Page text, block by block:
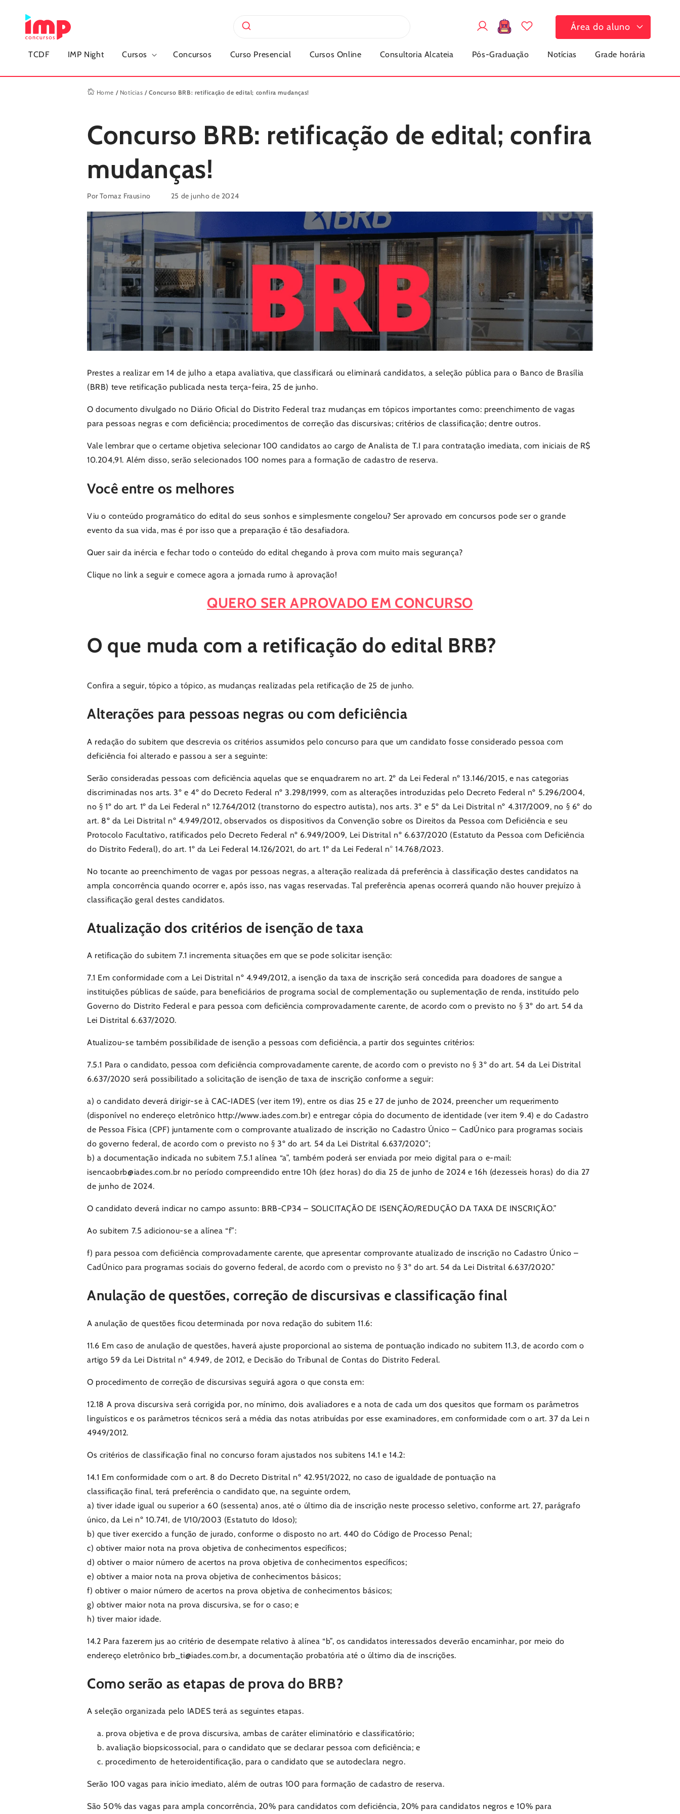
conteúdo
TCDF IMP Night Cursos Concursos Curso Presencial Cursos Online Consultoria Alcateia Pós-Graduação Notícias Grade horária
login
Carrinho Área do aluno
Home / Notícias / Concurso BRB: retificação de edital; confira mudanças!
Concurso BRB: retificação de edital; confira
mudanças!
Por Tomaz Frausino 25 de junho de 2024
Prestes a realizar em 14 de julho a etapa avaliativa, que classificará ou eliminará candidatos, a seleção pública para o Banco de Brasília
(BRB) teve retificação publicada nesta terça-feira, 25 de junho.
O documento divulgado no Diário Oficial do Distrito Federal traz mudanças em tópicos importantes como: preenchimento de vagas
para pessoas negras e com deficiência; procedimentos de correção das discursivas; critérios de classificação; dentre outros.
Vale lembrar que o certame objetiva selecionar 100 candidatos ao cargo de Analista de T.I para contratação imediata, com iniciais de R$
10.204,91. Além disso, serão selecionados 100 nomes para a formação de cadastro de reserva.
Você entre os melhores
Viu o conteúdo programático do edital do seus sonhos e simplesmente congelou? Ser aprovado em concursos pode ser o grande
evento da sua vida, mas é por isso que a preparação é tão desafiadora.
Quer sair da inércia e fechar todo o conteúdo do edital chegando à prova com muito mais segurança?
Clique no link a seguir e comece agora a jornada rumo à aprovação!
QUERO SER APROVADO EM CONCURSO
O que muda com a retificação do edital BRB?
Confira a seguir, tópico a tópico, as mudanças realizadas pela retificação de 25 de junho.
Alterações para pessoas negras ou com deficiência
A redação do subitem que descrevia os critérios assumidos pelo concurso para que um candidato fosse considerado pessoa com
deficiência foi alterado e passou a ser a seguinte:
Serão consideradas pessoas com deficiência aquelas que se enquadrarem no art. 2º da Lei Federal nº 13.146/2015, e nas categorias
discriminadas nos arts. 3º e 4º do Decreto Federal nº 3.298/1999, com as alterações introduzidas pelo Decreto Federal nº 5.296/2004,
no § 1º do art. 1º da Lei Federal nº 12.764/2012 (transtorno do espectro autista), nos arts. 3º e 5º da Lei Distrital nº 4.317/2009, no § 6º do
art. 8º da Lei Distrital nº 4.949/2012, observados os dispositivos da Convenção sobre os Direitos da Pessoa com Deficiência e seu
Protocolo Facultativo, ratificados pelo Decreto Federal nº 6.949/2009, Lei Distrital nº 6.637/2020 (Estatuto da Pessoa com Deficiência
do Distrito Federal), do art. 1º da Lei Federal 14.126/2021, do art. 1º da Lei Federal n° 14.768/2023.
No tocante ao preenchimento de vagas por pessoas negras, a alteração realizada dá preferência à classificação destes candidatos na
ampla concorrência quando ocorrer e, após isso, nas vagas reservadas. Tal preferência apenas ocorrerá quando não houver prejuízo à
classificação geral destes candidatos.
Atualização dos critérios de isenção de taxa
A retificação do subitem 7.1 incrementa situações em que se pode solicitar isenção:
7.1 Em conformidade com a Lei Distrital nº 4.949/2012, a isenção da taxa de inscrição será concedida para doadores de sangue a
instituições públicas de saúde, para beneficiários de programa social de complementação ou suplementação de renda, instituído pelo
Governo do Distrito Federal e para pessoa com deficiência comprovadamente carente, de acordo com o previsto no § 3º do art. 54 da
Lei Distrital 6.637/2020.
Atualizou-se também possibilidade de isenção a pessoas com deficiência, a partir dos seguintes critérios:
7.5.1 Para o candidato, pessoa com deficiência comprovadamente carente, de acordo com o previsto no § 3º do art. 54 da Lei Distrital
6.637/2020 será possibilitado a solicitação de isenção de taxa de inscrição conforme a seguir:
a) o candidato deverá dirigir-se à CAC-IADES (ver item 19), entre os dias 25 e 27 de junho de 2024, preencher um requerimento
(disponível no endereço eletrônico http://www.iades.com.br) e entregar cópia do documento de identidade (ver item 9.4) e do Cadastro
de Pessoa Física (CPF) juntamente com o comprovante atualizado de inscrição no Cadastro Único – CadÚnico para programas sociais
do governo federal, de acordo com o previsto no § 3º do art. 54 da Lei Distrital 6.637/2020”;
b) a documentação indicada no subitem 7.5.1 alínea “a”, também poderá ser enviada por meio digital para o e-mail:
isencaobrb@iades.com.br no período compreendido entre 10h (dez horas) do dia 25 de junho de 2024 e 16h (dezesseis horas) do dia 27
de junho de 2024.
O candidato deverá indicar no campo assunto: BRB-CP34 – SOLICITAÇÃO DE ISENÇÃO/REDUÇÃO DA TAXA DE INSCRIÇÃO.”
Ao subitem 7.5 adicionou-se a alínea “f”:
f) para pessoa com deficiência comprovadamente carente, que apresentar comprovante atualizado de inscrição no Cadastro Único –
CadÚnico para programas sociais do governo federal, de acordo com o previsto no § 3º do art. 54 da Lei Distrital 6.637/2020.”
Anulação de questões, correção de discursivas e classificação final
A anulação de questões ficou determinada por nova redação do subitem 11.6:
11.6 Em caso de anulação de questões, haverá ajuste proporcional ao sistema de pontuação indicado no subitem 11.3, de acordo com o
artigo 59 da Lei Distrital nº 4.949, de 2012, e Decisão do Tribunal de Contas do Distrito Federal.
O procedimento de correção de discursivas seguirá agora o que consta em:
12.18 A prova discursiva será corrigida por, no mínimo, dois avaliadores e a nota de cada um dos quesitos que formam os parâmetros
linguísticos e os parâmetros técnicos será a média das notas atribuídas por esse examinadores, em conformidade com o art. 37 da Lei n
4949/2012.
Os critérios de classificação final no concurso foram ajustados nos subitens 14.1 e 14.2:
14.1 Em conformidade com o art. 8 do Decreto Distrital nº 42.951/2022, no caso de igualdade de pontuação na
classificação final, terá preferência o candidato que, na seguinte ordem,
a) tiver idade igual ou superior a 60 (sessenta) anos, até o último dia de inscrição neste processo seletivo, conforme art. 27, parágrafo
único, da Lei nº 10.741, de 1/10/2003 (Estatuto do Idoso);
b) que tiver exercido a função de jurado, conforme o disposto no art. 440 do Código de Processo Penal;
c) obtiver maior nota na prova objetiva de conhecimentos específicos;
d) obtiver o maior número de acertos na prova objetiva de conhecimentos específicos;
e) obtiver a maior nota na prova objetiva de conhecimentos básicos;
f) obtiver o maior número de acertos na prova objetiva de conhecimentos básicos;
g) obtiver maior nota na prova discursiva, se for o caso; e
h) tiver maior idade.
14.2 Para fazerem jus ao critério de desempate relativo à alínea “b”, os candidatos interessados deverão encaminhar, por meio do
endereço eletrônico brb_ti@iades.com.br, a documentação probatória até o último dia de inscrições.
Como serão as etapas de prova do BRB?
A seleção organizada pelo IADES terá as seguintes etapas.
prova objetiva e de prova discursiva, ambas de caráter eliminatório e classificatório;
avaliação biopsicossocial, para o candidato que se declarar pessoa com deficiência; e
procedimento de heteroidentificação, para o candidato que se autodeclara negro.
Serão 100 vagas para início imediato, além de outras 100 para formação de cadastro de reserva.
São 50% das vagas para ampla concorrência, 20% para candidatos com deficiência, 20% para candidatos negros e 10% para